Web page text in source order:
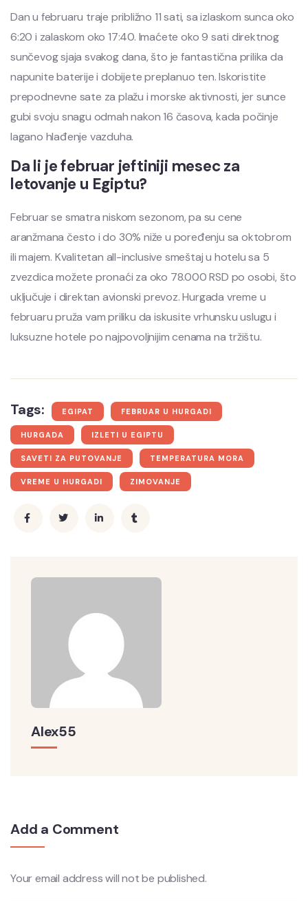
Dan u februaru traje približno 11 sati, sa izlaskom sunca oko
6:20 i zalaskom oko 17:40. Imaćete oko 9 sati direktnog
sunčevog sjaja svakog dana, što je fantastična prilika da
napunite baterije i dobijete preplanuo ten. Iskoristite
prepodnevne sate za plažu i morske aktivnosti, jer sunce
gubi svoju snagu odmah nakon 16 časova, kada počinje
lagano hlađenje vazduha.
Da li je februar jeftiniji mesec za
letovanje u Egiptu?
Februar se smatra niskom sezonom, pa su cene
aranžmana često i do 30% niže u poređenju sa oktobrom
ili majem. Kvalitetan all-inclusive smeštaj u hotelu sa 5
zvezdica možete pronaći za oko 78.000 RSD po osobi, što
uključuje i direktan avionski prevoz. Hurgada vreme u
februaru pruža vam priliku da iskusite vrhunsku uslugu i
luksuzne hotele po najpovoljnijim cenama na tržištu.
Tags: EGIPAT FEBRUAR U HURGADI
HURGADA IZLETI U EGIPTU
SAVETI ZA PUTOVANJE TEMPERATURA MORA
VREME U HURGADI ZIMOVANJE
Alex55
Add a Comment
Your email address will not be published.